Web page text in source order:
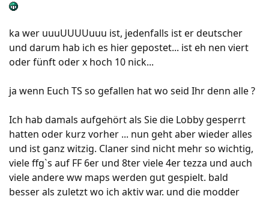
ka wer uuuUUUUuuu ist, jedenfalls ist er deutscher
und darum hab ich es hier gepostet... ist eh nen viert
oder fünft oder x hoch 10 nick...
ja wenn Euch TS so gefallen hat wo seid Ihr denn alle ?
Ich hab damals aufgehört als Sie die Lobby gesperrt
hatten oder kurz vorher ... nun geht aber wieder alles
und ist ganz witzig. Claner sind nicht mehr so wichtig,
viele ffg`s auf FF 6er und 8ter viele 4er tezza und auch
viele andere ww maps werden gut gespielt. bald
besser als zuletzt wo ich aktiv war. und die modder